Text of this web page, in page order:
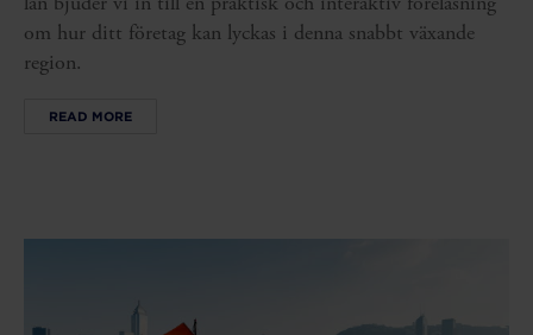
om hur ditt företag kan lyckas i denna snabbt växande
region.
READ MORE